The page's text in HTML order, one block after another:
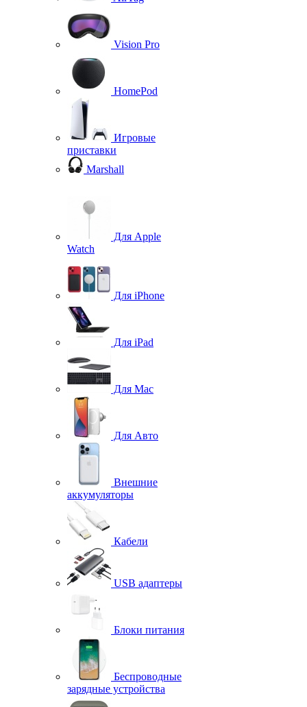
Vision Pro
HomePod
Игровые
приставки
Marshall
Для Apple
Watch
Для iPhone
Для iPad
Для Mac
Для Авто
Внешние
аккумуляторы
Кабели
USB адаптеры
Блоки питания
Беспроводные
зарядные устройства